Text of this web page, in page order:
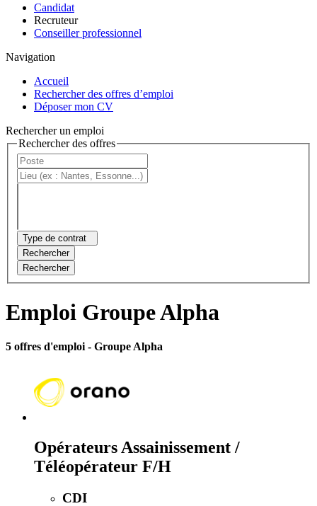
Candidat
Recruteur
Conseiller professionnel
Navigation
Accueil
Rechercher des offres d’emploi
Déposer mon CV
Rechercher un emploi
Rechercher des offres
Type de contrat
Rechercher
Rechercher
Emploi Groupe Alpha
5 offres d'emploi - Groupe Alpha
Opérateurs Assainissement /
Téléopérateur F/H
CDI